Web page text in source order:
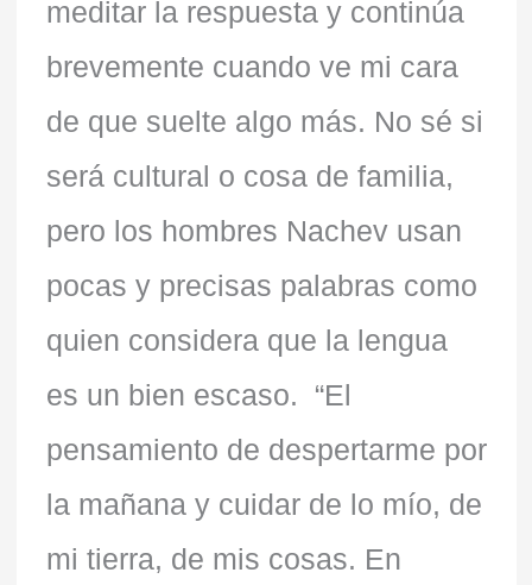
meditar la respuesta y continúa
brevemente cuando ve mi cara
de que suelte algo más. No sé si
será cultural o cosa de familia,
pero los hombres Nachev usan
pocas y precisas palabras como
quien considera que la lengua
es un bien escaso. “El
pensamiento de despertarme por
la mañana y cuidar de lo mío, de
mi tierra, de mis cosas. En